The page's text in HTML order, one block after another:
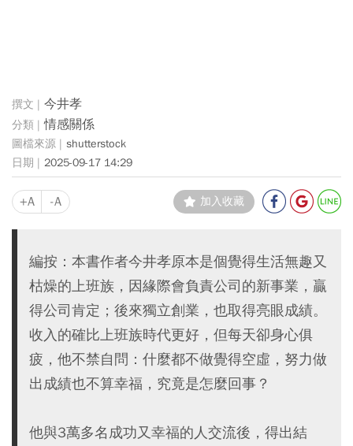
今井孝
情感關係
shutterstock
2025-09-17 14:29
+A -A 加入收藏
編按：本書作者今井孝原本是個覺得生活無趣又
枯燥的上班族，因緣際會負責公司的新事業，贏
得公司肯定；後來獨立創業，也取得亮眼成績。
收入的確比上班族時代更好，但每天卻身心俱
疲，他不禁自問：什麼都不做覺得空虛，努力做
出成績也不算幸福，究竟是怎麼回事？
他與3萬多名成功又幸福的人交流後，得出結